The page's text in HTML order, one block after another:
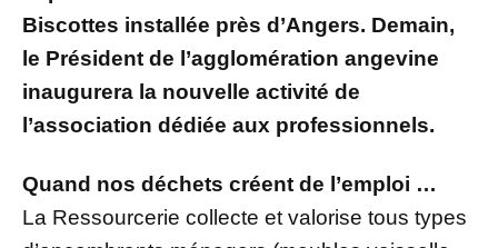
Biscottes installée près d’Angers. Demain,
le Président de l’agglomération angevine
inaugurera la nouvelle activité de
l’association dédiée aux professionnels.
Quand nos déchets créent de l’emploi …
La Ressourcerie collecte et valorise tous types